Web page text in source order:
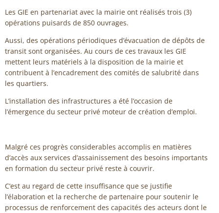
Les GIE en partenariat avec la mairie ont réalisés trois (3)
opérations puisards de 850 ouvrages.
Aussi, des opérations périodiques d’évacuation de dépôts de
transit sont organisées. Au cours de ces travaux les GIE
mettent leurs matériels à la disposition de la mairie et
contribuent à l’encadrement des comités de salubrité dans
les quartiers.
L’installation des infrastructures a été l’occasion de
l’émergence du secteur privé moteur de création d’emploi.
Malgré ces progrès considerables accomplis en matières
d’accès aux services d’assainissement des besoins importants
en formation du secteur privé reste à couvrir.
C’est au regard de cette insuffisance que se justifie
l’élaboration et la recherche de partenaire pour soutenir le
processus de renforcement des capacités des acteurs dont le